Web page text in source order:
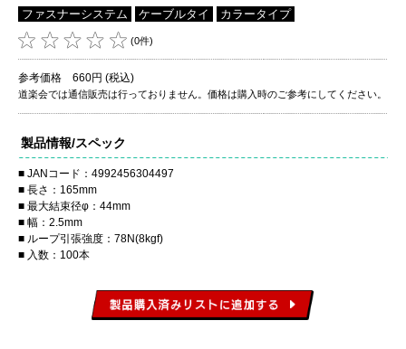
ファスナーシステム ケーブルタイ カラータイプ
(0件)
参考価格 660円 (税込)
道楽会では通信販売は行っておりません。価格は購入時のご参考にしてください。
製品情報/スペック
JANコード：4992456304497
長さ：165mm
最大結束径φ：44mm
幅：2.5mm
ループ引張強度：78N(8kgf)
入数：100本